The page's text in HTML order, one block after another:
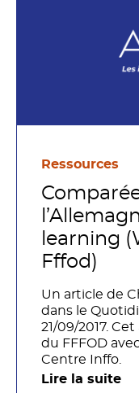
Ressources
learning
Fffod)
Un article de
dans le
21/09/2017.
du FFFOD
Centre Inffo.
Lire la suite